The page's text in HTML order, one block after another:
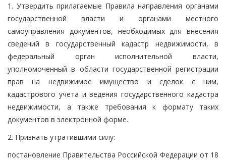
1. Утвердить прилагаемые Правила направления органами
государственной власти и органами местного
самоуправления документов, необходимых для внесения
сведений в государственный кадастр недвижимости, в
федеральный орган исполнительной власти,
уполномоченный в области государственной регистрации
прав на недвижимое имущество и сделок с ним,
кадастрового учета и ведения государственного кадастра
недвижимости, а также требования к формату таких
документов в электронной форме.
2. Признать утратившими силу:
постановление Правительства Российской Федерации от 18